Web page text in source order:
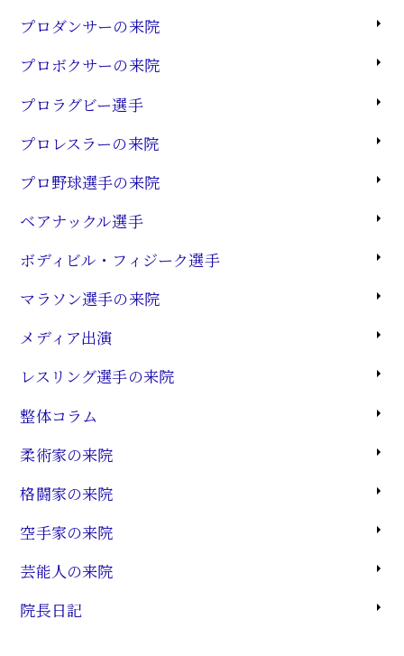
プロダンサーの来院
プロボクサーの来院
プロラグビー選手
プロレスラーの来院
プロ野球選手の来院
ベアナックル選手
ボディビル・フィジーク選手
マラソン選手の来院
メディア出演
レスリング選手の来院
整体コラム
柔術家の来院
格闘家の来院
空手家の来院
芸能人の来院
院長日記